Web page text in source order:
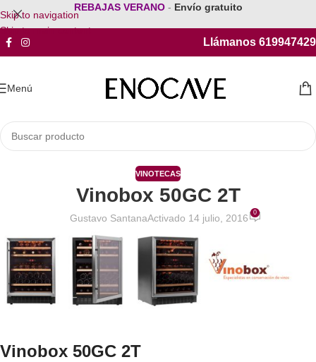
Skip to navigation
Skip to main content
REBAJAS VERANO - Envío gratuito
Llámanos 619947429
Menú
VINOTECAS
Vinobox 50GC 2T
Gustavo SantanaActivado 14 julio, 2016 0
Vinobox 50GC 2T